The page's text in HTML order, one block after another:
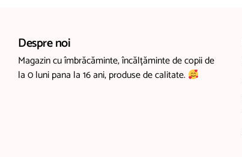
Despre noi
Magazin cu îmbrăcăminte, încălțăminte de copii de
la 0 luni pana la 16 ani, produse de calitate.